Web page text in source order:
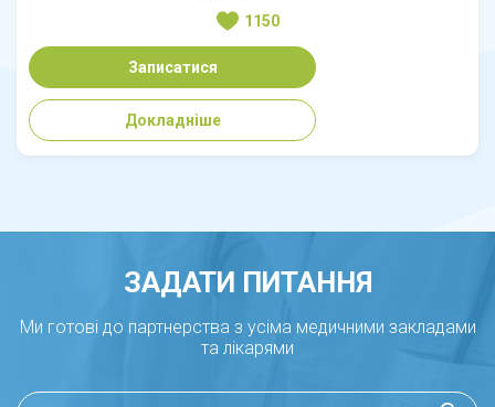
1150
Записатися
Докладніше
ЗАДАТИ ПИТАННЯ
Ми готові до партнерства з усіма медичними закладами
та лікарями